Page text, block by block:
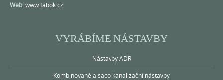
Web: www.fabok.cz
VYRÁBÍME NÁSTAVBY
Nástavby ADR
Kombinované a saco-kanalizační nástavby